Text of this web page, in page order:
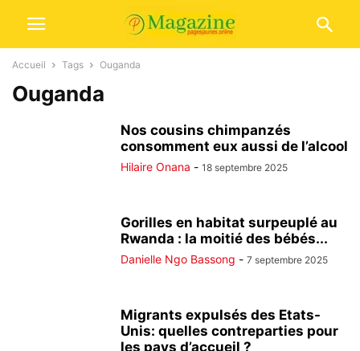
Accueil Tags Ouganda
Ouganda
Nos cousins chimpanzés
consomment eux aussi de l’alcool
Hilaire Onana - 18 septembre 2025
Gorilles en habitat surpeuplé au
Rwanda : la moitié des bébés...
Danielle Ngo Bassong - 7 septembre 2025
Migrants expulsés des Etats-
Unis: quelles contreparties pour
les pays d’accueil ?